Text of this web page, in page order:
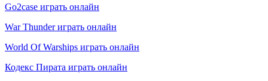
Go2case играть онлайн
War Thunder играть онлайн
World Of Warships играть онлайн
Кодекс Пирата играть онлайн